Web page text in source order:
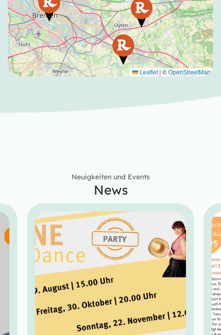
Leaflet | © OpenStreetMap
Neuigkeiten und Events
News